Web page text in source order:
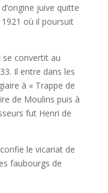
juive quitte
où il poursuit
se convertit au
Il entre dans les
à « Trappe de
de Moulins puis à
fut Henri de
le vicariat de
faubourgs de